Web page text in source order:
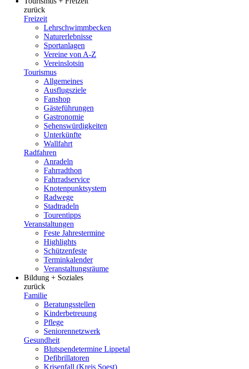
zurück
Freizeit
Lehrschwimmbecken
Naturerlebnisse
Sportanlagen
Vereine von A-Z
Vereinslotsin
Tourismus
Allgemeines
Ausflugsziele
Fanshop
Gästeführungen
Gastronomie
Sehenswürdigkeiten
Unterkünfte
Wallfahrt
Radfahren
Anradeln
Fahrradthon
Fahrradservice
Knotenpunktsystem
Radwege
Stadtradeln
Tourentipps
Veranstaltungen
Feste Jahrestermine
Highlights
Schützenfeste
Terminkalender
Veranstaltungsräume
Bildung + Soziales
zurück
Familie
Beratungsstellen
Kinderbetreuung
Pflege
Seniorennetzwerk
Gesundheit
Blutspendetermine Lippetal
Defibrillatoren
Krisenfall (Kreis Soest)